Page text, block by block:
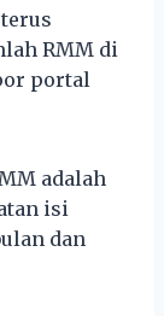
RMM di
portal
adalah
isi
dan